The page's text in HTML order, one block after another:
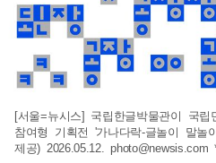
[서울=뉴시스] 국립한글박물관이 국
참여형 기획전 '가나다락-글놀이 말놀
제공) 2026.05.12.photo@newsis.com